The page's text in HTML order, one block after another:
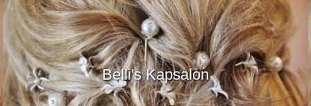
Belli's Kapsalon